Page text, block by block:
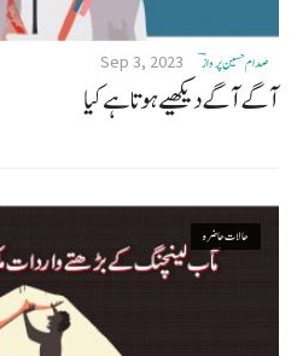
صدام حسین پروازؔ Sep 3, 2023
آگے آگے دیکھیے ہوتا ہے کیا
حالات حاضرہ